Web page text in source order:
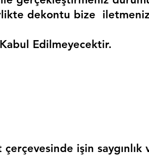
dekontu bize  iletmeniz
Edilmeyecektir.
işin saygınlık